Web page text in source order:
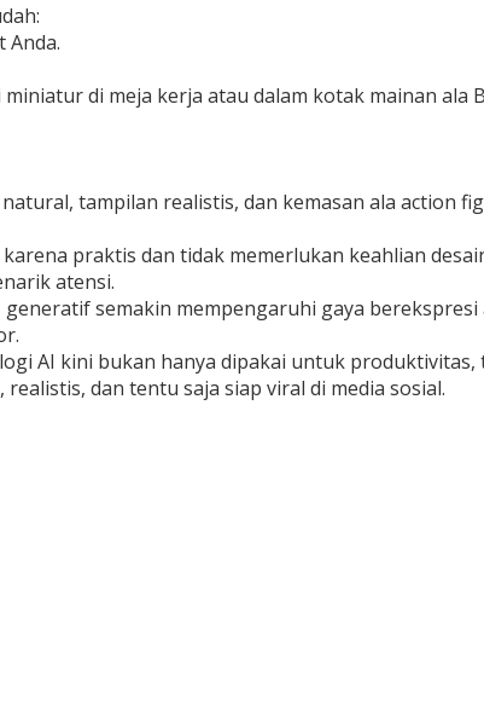
Anda.
di meja kerja atau dalam kotak mainan ala
tampilan realistis, dan kemasan ala action
praktis dan tidak memerlukan keahlian
atensi.
semakin mempengaruhi gaya
AI kini bukan hanya dipakai untuk
dan tentu saja siap viral di media sosial.